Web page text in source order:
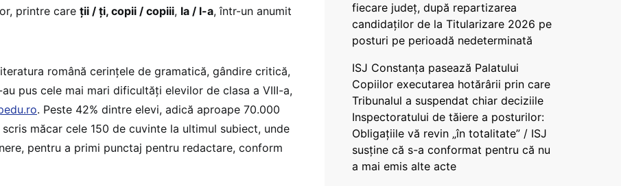
printre care ții / ți, copii / copiii, la / l-a, într-un anumit
română cerințele de gramatică, gândire critică,
pus cele mai mari dificultăți elevilor de clasa a VIII-a,
. Peste 42% dintre elevi, adică aproape 70.000
măcar cele 150 de cuvinte la ultimul subiect, unde
pentru a primi punctaj pentru redactare, conform
fiecare județ, după repartizarea
candidaților de la Titularizare 2026 pe
posturi pe perioadă nedeterminată
ISJ Constanța pasează Palatului
Copiilor executarea hotărârii prin care
Tribunalul a suspendat chiar deciziile
Inspectoratului de tăiere a posturilor:
Obligațiile vă revin „în totalitate” / ISJ
susține că s-a conformat pentru că nu
a mai emis alte acte